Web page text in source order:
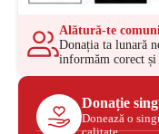
Alătură-te
Donația ta lunară
informăm corect și
Donație
Donează o